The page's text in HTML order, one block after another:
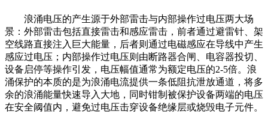
浪涌电压的产生源于外部雷击与内部操作过电压两大场
景：外部雷击包括直接雷击和感应雷击，前者通过避雷针、架
空线路直接注入巨大能量，后者则通过电磁感应在导线中产生
感应过电压；内部操作过电压则由断路器合闸、电容器投切、
设备启停等操作引发，电压幅值通常为额定电压的2-5倍。浪
涌保护的本质的是为浪涌电流提供一条低阻抗泄放通道，将多
余的浪涌能量快速导入大地，同时钳制被保护设备两端的电压
在安全阈值内，避免过电压击穿设备绝缘层或烧毁电子元件。